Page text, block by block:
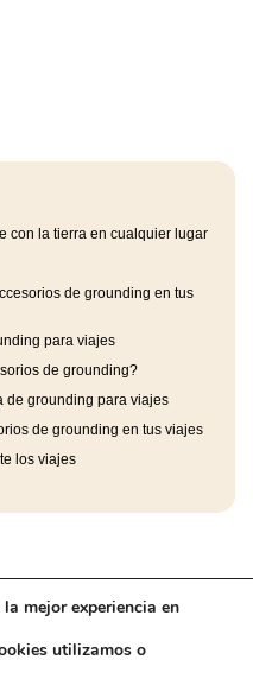
con la tierra en cualquier lugar
de grounding en tus
para viajes
de grounding?
de grounding para viajes
de grounding en tus viajes
los viajes
mejor experiencia en
utilizamos o